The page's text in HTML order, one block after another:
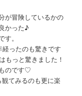
が冒険しているかの
かった♪
。
ったのも驚きです
もっと驚きました！
のです♡
てみるのも更に楽